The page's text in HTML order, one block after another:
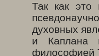
Так как это
духовных
и Каплана
философией